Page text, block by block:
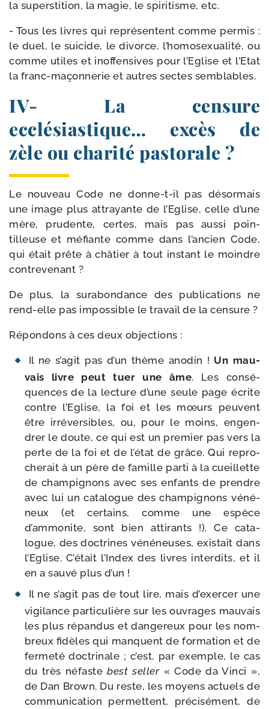
la super­sti­tion, la magie, le spi­ri­tisme, etc.
- Tous les livres qui repré­sentent comme per­mis :
le duel, le sui­cide, le divorce, l’homosexualité, ou
comme utiles et inof­fen­sives pour l’Eglise et l’Etat
la franc-​maçonnerie et autres sectes semblables.
IV- La censure
ecclésiastique… excès de
zèle ou charité pastorale ?
Le nou­veau Code ne donne-​t-​il pas désor­mais
une image plus attrayante de l’Eglise, celle d’une
mère, pru­dente, certes, mais pas aus­si poin­
tilleuse et méfiante comme dans l’ancien Code,
qui était prête à châ­tier à tout ins­tant le moindre
contrevenant ?
De plus, la sur­abon­dance des publi­ca­tions ne
rend-​elle pas impos­sible le tra­vail de la censure ?
Répondons à ces deux objections :
Il ne s’agit pas d’un thème ano­din ! Un mau­
vais livre peut tuer une âme. Les consé­
quences de la lec­ture d’une seule page écrite
contre l’Eglise, la foi et les mœurs peuvent
être irré­ver­sibles, ou, pour le moins, engen­
drer le doute, ce qui est un pre­mier pas vers la
perte de la foi et de l’état de grâce. Qui repro­
che­rait à un père de famille par­ti à la cueillette
de cham­pi­gnons avec ses enfants de prendre
avec lui un cata­logue des cham­pi­gnons véné­
neux (et cer­tains, comme une espèce
d’ammonite, sont bien atti­rants !). Ce cata­
logue, des doc­trines véné­neuses, exis­tait dans
l’Eglise. C’était l’Index des livres inter­dits, et il
en a sau­vé plus d’un !
Il ne s’agit pas de tout lire, mais d’exercer une
vigi­lance par­ti­cu­lière sur les ouvrages mau­vais
les plus répan­dus et dan­ge­reux pour les nom­
breux fidèles qui manquent de for­ma­tion et de
fer­me­té doc­tri­nale ; c’est, par exemple, le cas
du très néfastebest sel­ler« Code da Vinci »,
de Dan Brown. Du reste, les moyens actuels de
com­mu­ni­ca­tion per­mettent, pré­ci­sé­ment, de